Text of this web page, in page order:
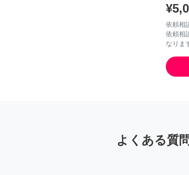
依頼相
依頼相
なりま
よくある質問